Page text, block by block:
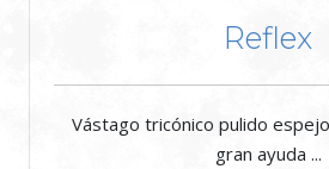
Reflex
Vástago tricónico pulido
gran ayuda ...